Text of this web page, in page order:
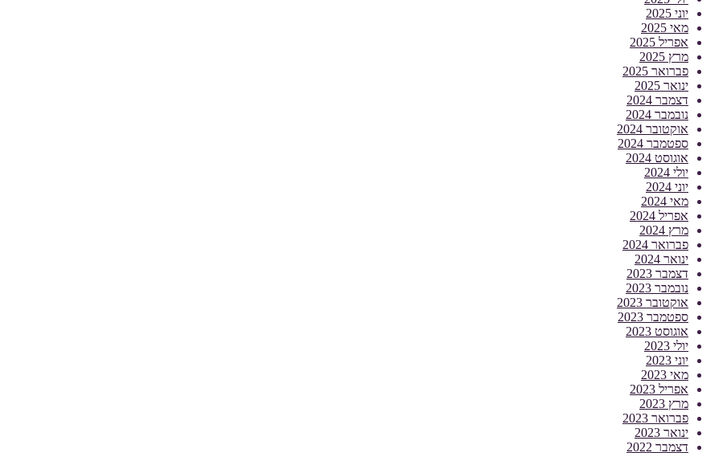
יוני 2025
מאי 2025
אפריל 2025
מרץ 2025
פברואר 2025
ינואר 2025
דצמבר 2024
נובמבר 2024
אוקטובר 2024
ספטמבר 2024
אוגוסט 2024
יולי 2024
יוני 2024
מאי 2024
אפריל 2024
מרץ 2024
פברואר 2024
ינואר 2024
דצמבר 2023
נובמבר 2023
אוקטובר 2023
ספטמבר 2023
אוגוסט 2023
יולי 2023
יוני 2023
מאי 2023
אפריל 2023
מרץ 2023
פברואר 2023
ינואר 2023
דצמבר 2022